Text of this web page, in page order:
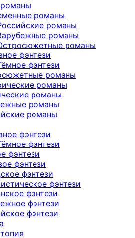
романы
романы
романы
романы
фэнтези
фэнтези
романы
романы
романы
романы
романы
фэнтези
фэнтези
фэнтези
фэнтези
фэнтези
фэнтези
фэнтези
фэнтези
фэнтези